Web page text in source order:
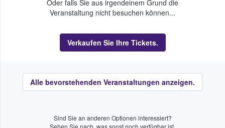
Oder falls Sie aus irgendeinem Grund die
Veranstaltung nicht besuchen können...
Verkaufen Sie Ihre Tickets.
Alle bevorstehenden Veranstaltungen anzeigen.
Sind Sie an anderen Optionen interessiert?
Sehen Sie nach, was sonst noch verfügbar ist.